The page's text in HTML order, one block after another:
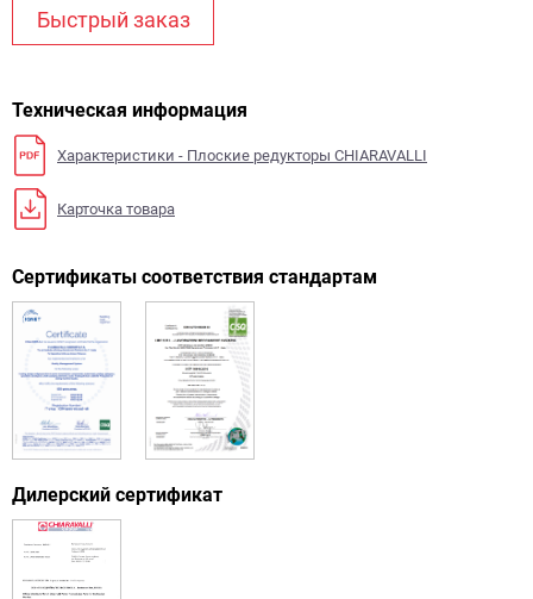
Быстрый заказ
Техническая информация
Характеристики - Плоские редукторы CHIARAVALLI
Карточка товара
Сертификаты соответствия стандартам
Дилерский сертификат